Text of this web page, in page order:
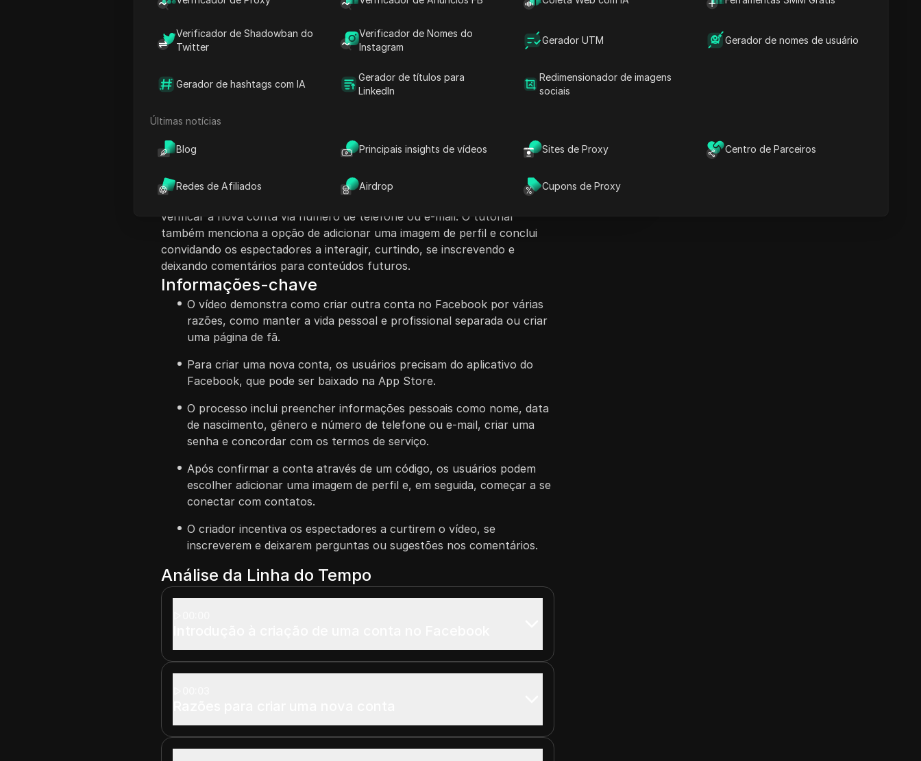
Verificador de Shadowban do
Twitter
Verificador de Nomes do
Instagram
Gerador UTM Gerador de nomes de usuário
Gerador de hashtags com IA
Gerador de títulos para
LinkedIn
Redimensionador de imagens
sociais
Últimas notícias
Blog Principais insights de vídeos Sites de Proxy Centro de Parceiros
Redes de Afiliados Airdrop Cupons de Proxy
Introdução ao Conteúdo Fazer perguntas
Abrir no Claude
uma nova conta no Facebook. Ele discute várias razões para criar uma
criar uma página de fã ou realizar pesquisas. O vídeo incentiva os
baixar o aplicativo do Facebook, caso ainda não esteja instalado. As
instruções incluem navegar pelo aplicativo, inserir informações pessoais e
verificar a nova conta via número de telefone ou e-mail. O tutorial
também menciona a opção de adicionar uma imagem de perfil e conclui
convidando os espectadores a interagir, curtindo, se inscrevendo e
deixando comentários para conteúdos futuros.
Informações-chave
O vídeo demonstra como criar outra conta no Facebook por várias
razões, como manter a vida pessoal e profissional separada ou criar
uma página de fã.
Para criar uma nova conta, os usuários precisam do aplicativo do
Facebook, que pode ser baixado na App Store.
O processo inclui preencher informações pessoais como nome, data
de nascimento, gênero e número de telefone ou e-mail, criar uma
senha e concordar com os termos de serviço.
Após confirmar a conta através de um código, os usuários podem
escolher adicionar uma imagem de perfil e, em seguida, começar a se
conectar com contatos.
O criador incentiva os espectadores a curtirem o vídeo, se
inscreverem e deixarem perguntas ou sugestões nos comentários.
Análise da Linha do Tempo
Perguntas e respostas
Mais recomendações de
DICloak mantém sua gestão
de múltiplas contas segura e